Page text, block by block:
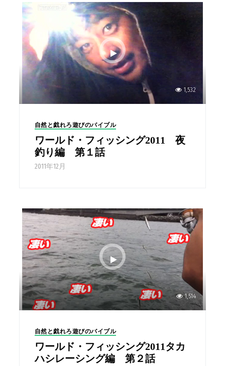
1,532
自然と戯れろ遊びのバイブル
ワールド・フィッシング2011 夜
釣り編 第１話
2011年12月
1,514
自然と戯れろ遊びのバイブル
ワールド・フィッシング2011タカ
ハシレーシング編 第２話